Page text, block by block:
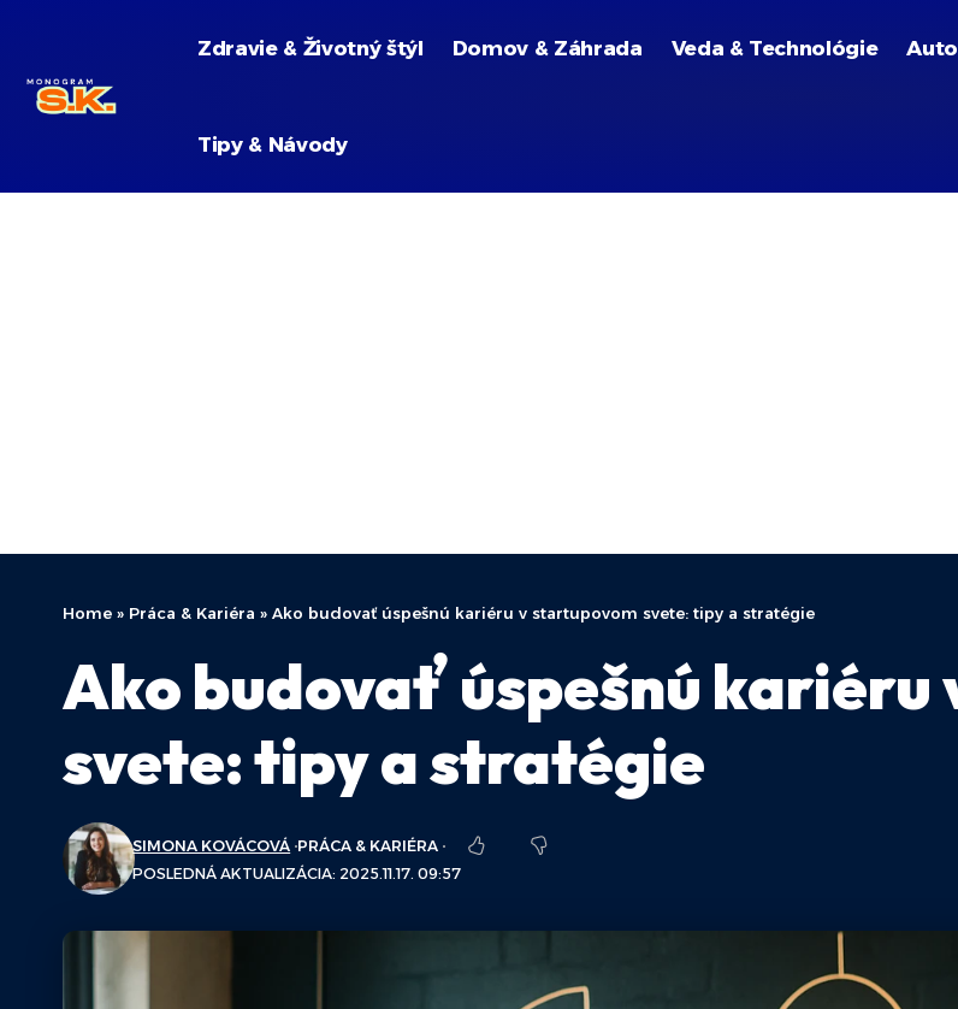
Zdravie & Životný štýl Domov & Záhrada Veda & Technológie
Tipy & Návody
Home » Práca & Kariéra » Ako budovať úspešnú kariéru v startupovom svete: tipy a stratégie
Ako budovať úspešnú kariéru
svete: tipy a stratégie
POSLEDNÁ AKTUALIZÁCIA: 2025.11.17. 09:57
SIMONA KOVÁCOVÁ PRÁCA & KARIÉRA